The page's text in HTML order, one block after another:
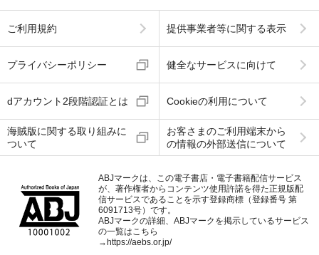
ご利用規約 提供事業者等に関する表示
プライバシーポリシー 健全なサービスに向けて
dアカウント2段階認証とは Cookieの利用について
海賊版に関する取り組みに
ついて
お客さまのご利用端末から
の情報の外部送信について
ABJマークは、この電子書店・電子書籍配信サービス
が、著作権者からコンテンツ使用許諾を得た正規版配
信サービスであることを示す登録商標（登録番号 第
6091713号）です。
ABJマークの詳細、ABJマークを掲示しているサービス
の一覧はこちら
→ https://aebs.or.jp/